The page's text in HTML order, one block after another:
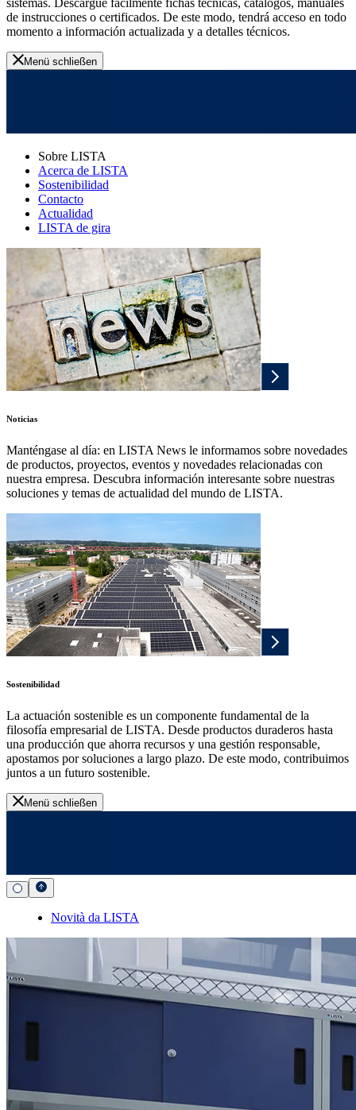
sistemas. Descargue fácilmente fichas técnicas, catálogos, manuales
de instrucciones o certificados. De este modo, tendrá acceso en todo
momento a información actualizada y a detalles técnicos.
Menü schließen
Sobre LISTA
Acerca de LISTA
Sostenibilidad
Contacto
Actualidad
LISTA de gira
Noticias
Manténgase al día: en LISTA News le informamos sobre novedades
de productos, proyectos, eventos y novedades relacionadas con
nuestra empresa. Descubra información interesante sobre nuestras
soluciones y temas de actualidad del mundo de LISTA.
Sostenibilidad
La actuación sostenible es un componente fundamental de la
filosofía empresarial de LISTA. Desde productos duraderos hasta
una producción que ahorra recursos y una gestión responsable,
apostamos por soluciones a largo plazo. De este modo, contribuimos
juntos a un futuro sostenible.
Menü schließen
Novità da LISTA
Movimiento inteligente de mercancías
Sistemas de transporte sin conductor y elevadores de almacén para
la intralogística moderna.
Descubre los sistemas de transporte sin conductor